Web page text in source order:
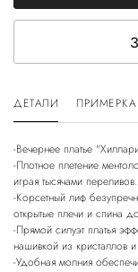
ДЕТАЛИ
-Вечернее платье
-Плотное плетение
играя тысячами переливов.
-Корсетный лиф
открытые плечи и спина
-Прямой силуэт платья
нашивкой из кристаллов
-Удобная молния